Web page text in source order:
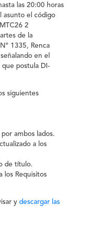
las 20:00 horas
asunto el código
2
de la
1335, Renca
en el
postula DI-
siguientes
ambos lados.
a los
de título.
los Requisitos
y descargar las